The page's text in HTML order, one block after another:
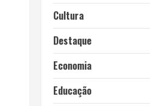
Cultura
Destaque
Economia
Educação